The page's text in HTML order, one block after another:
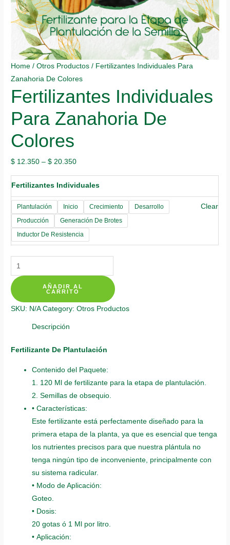
Home /Otros Productos / Fertilizantes Individuales Para
Zanahoria De Colores
Fertilizantes Individuales
Para Zanahoria De
Colores
$ 12.350 –$ 20.350
Fertilizantes Individuales
Plantulación Inicio Crecimiento
Desarrollo
Producción
Generación De Brotes
Inductor De Resistencia
Clear
Fertilizantes
Individuales
Para
Zanahoria
De
Colores
AÑADIR AL
CARRITO
SKU: N/A Category:Otros Productos
Descripción
Fertilizante De Plantulación
Contenido del Paquete:
1. 120 Ml de fertilizante para la etapa de plantulación.
2. Semillas de obsequio.
• Características:
Este fertilizante está perfectamente diseñado para la
primera etapa de la planta, ya que es esencial que tenga
los nutrientes precisos para que nuestra plántula no
tenga ningún tipo de inconveniente, principalmente con
su sistema radicular.
• Modo de Aplicación:
Goteo.
• Dosis:
20 gotas ó 1 Ml por litro.
• Aplicación: